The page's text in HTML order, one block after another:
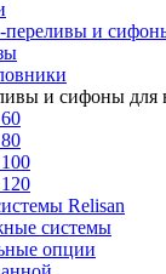
и
и сифоны для
Relisan
системы
опции